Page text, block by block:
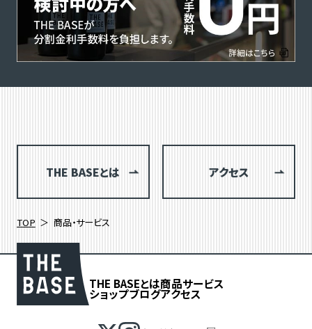
THE BASEとは アクセス
TOP 商品・サービス
THE BASEとは商品サービス
ショップブログアクセス